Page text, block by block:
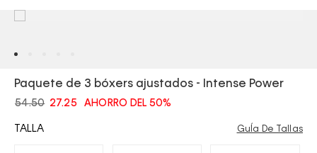
Paquete de 3 bóxers ajustados - Intense Power
54.50 27.25 AHORRO DEL 50%
TALLA GuÍa De Tallas